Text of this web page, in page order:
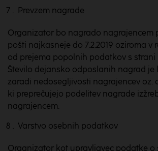
Prevzem nagrade
Organizator bo nagrado nagrajencem
pošti najkasneje do 7.2.2019 oziroma v
od prejema popolnih podatkov s strani
Število dejansko odposlanih nagrad je
zaradi nedosegljivosti nagrajencev oz.
ki preprečujejo podelitev nagrade
nagrajencem.
Varstvo osebnih podatkov
Organizator kot upravljavec podatke o